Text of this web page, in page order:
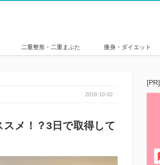
二重整形・二重まぶた 痩身・ダイエット
2018-10-02
メ！？3日で取得して
[PR]